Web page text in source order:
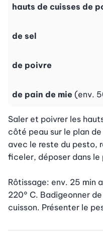
hauts de cuisses de
de sel
de poivre
de pain de mie (env.
Saler et poivrer les
côté peau sur le plan
avec le reste du pesto,
ficeler, déposer dans le
Rôtissage: env. 25 min
220° C. Badigeonner
cuisson. Présenter le